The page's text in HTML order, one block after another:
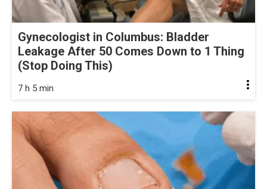
Gynecologist in Columbus: Bladder
Leakage After 50 Comes Down to 1 Thing
(Stop Doing This)
7 h 5 min